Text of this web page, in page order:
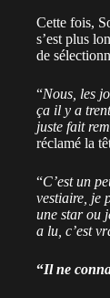
Cette fois,
s’est plus
de
“Nous, les
ça il y a
juste fait
réclamé la
“C’est un
vestiaire, je
une star ou
a lu, c’est
“Il ne